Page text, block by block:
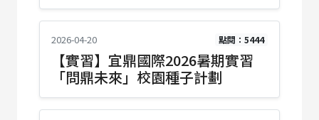
2026-04-20 點閱：5444
【實習】宜鼎國際2026暑期實習
「問鼎未來」校園種子計劃